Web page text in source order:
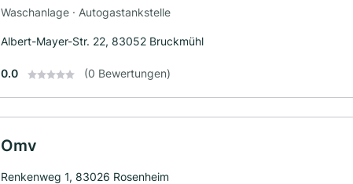
Waschanlage · Autogastankstelle
Albert-Mayer-Str. 22, 83052 Bruckmühl
0.0 (0 Bewertungen)
Omv
Renkenweg 1, 83026 Rosenheim